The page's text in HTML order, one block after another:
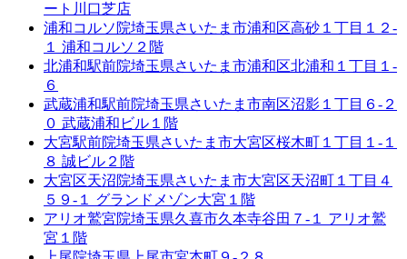
ート川口芝店
浦和コルソ院埼玉県さいたま市浦和区高砂１丁目１２-
１ 浦和コルソ２階
北浦和駅前院埼玉県さいたま市浦和区北浦和１丁目１-
６
武蔵浦和駅前院埼玉県さいたま市南区沼影１丁目６-２
０ 武蔵浦和ビル１階
大宮駅前院埼玉県さいたま市大宮区桜木町１丁目１-１
８ 誠ビル２階
大宮区天沼院埼玉県さいたま市大宮区天沼町１丁目４
５９-１ グランドメゾン大宮１階
アリオ鷲宮院埼玉県久喜市久本寺谷田７-１ アリオ鷲
宮１階